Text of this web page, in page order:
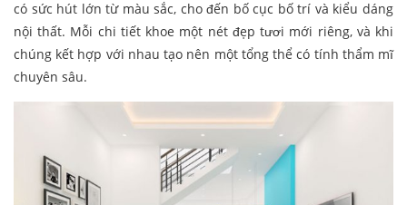
có sức hút lớn từ màu sắc, cho đến bố cục bố trí và kiểu dáng
nội thất. Mỗi chi tiết khoe một nét đẹp tươi mới riêng, và khi
chúng kết hợp với nhau tạo nên một tổng thể có tính thẩm mĩ
chuyên sâu.